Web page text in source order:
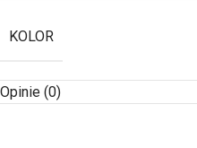
KOLOR
Opinie (0)